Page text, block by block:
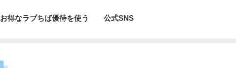
お得なラブちば優待を使う 公式SNS